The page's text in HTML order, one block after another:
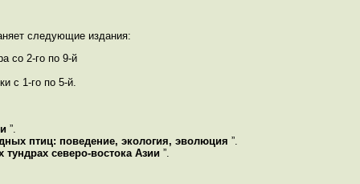
следующие издания:
со 2-го по 9-й
с 1-го по 5-й.
”.
птиц: поведение, экология, эволюция ”.
северо-востока Азии ”.